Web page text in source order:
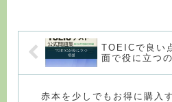
TOEICで良い
面で役に立つの
赤本を少しでもお得に購入